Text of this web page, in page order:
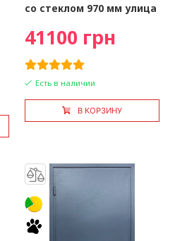
со стеклом 970 мм улица
41100 грн
Есть в наличии
В КОРЗИНУ